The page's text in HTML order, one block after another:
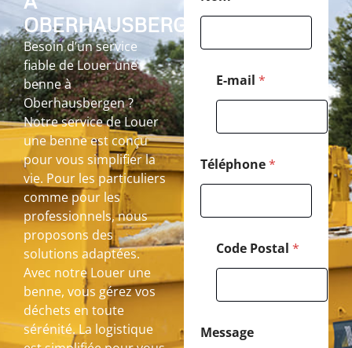
OBERHAUSBERGEN
Besoin d’un service
fiable de Louer une
benne à
Oberhausbergen ?
Notre service de Louer
une benne est conçu
pour vous simplifier la
vie. Pour les particuliers
comme pour les
professionnels, nous
proposons des
solutions adaptées.
Avec notre Louer une
benne, vous gérez vos
déchets en toute
sérénité. La logistique
l
p
E-mail *
Téléphone*
Code Postal *
Message